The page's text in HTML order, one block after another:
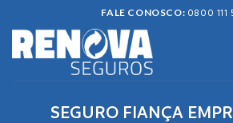
to
content
FALE CONOSCO: 0800 111
SEGURO FIANÇA